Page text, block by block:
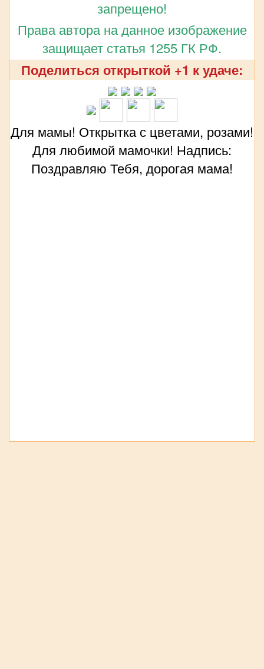
запрещено!
Права автора на данное изображение
защищает статья 1255 ГК РФ.
Поделиться открыткой +1 к удаче:
Для мамы! Открытка с цветами, розами!
Для любимой мамочки! Надпись:
Поздравляю Тебя, дорогая мама!